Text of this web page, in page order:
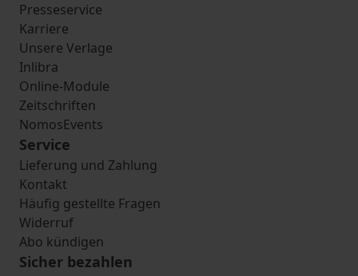
Presseservice
Karriere
Unsere Verlage
Inlibra
Online-Module
Zeitschriften
NomosEvents
Service
Lieferung und Zahlung
Kontakt
Häufig gestellte Fragen
Widerruf
Abo kündigen
Sicher bezahlen